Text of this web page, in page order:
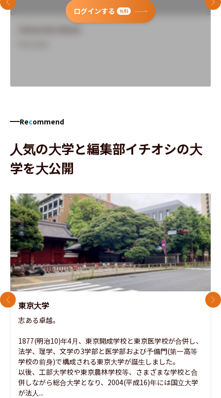
ログインする 無料
前のスライド 次
Recommend
人気の大学と編集部イチオシの大
学を大公開
東京大学
志ある卓越。
1877(明治10)年4月、東京開成学校と東京医学校が合併し、
法学、理学、文学の3学部と医学部および予備門(第一高等
学校の前身)で構成される東京大学が誕生しました。
以後、工部大学校や東京農林学校等、さまざまな学校と合
併しながら総合大学となり、2004(平成16)年には国立大学
が法人...
前のスライド 次